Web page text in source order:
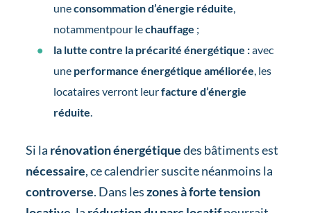
uneconsommation d’énergie réduite
notammentpour lechauffage ;
la lutte contre la précarité énergétique :avec
une performance énergétique améliorée , les
locataires verront leurfacture d’énergie
réduite
Si la rénovation énergétiquedes bâtiments est
nécessaire, ce calendrier suscite néanmoins la
controverse. Dans leszones à forte tension